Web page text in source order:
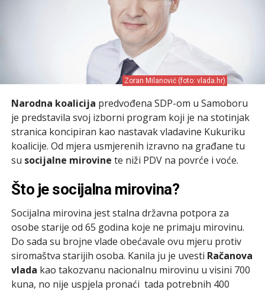
Zoran Milanović (foto: vlada.hr)
Narodna koalicija predvođena SDP-om u Samoboru
je predstavila svoj izborni program koji je na stotinjak
stranica koncipiran kao nastavak vladavine Kukuriku
koalicije. Od mjera usmjerenih izravno na građane tu
su socijalne mirovine te niži PDV na povrće i voće.
Što je socijalna mirovina?
Socijalna mirovina jest stalna državna potpora za
osobe starije od 65 godina koje ne primaju mirovinu.
Do sada su brojne vlade obećavale ovu mjeru protiv
siromaštva starijih osoba. Kanila ju je uvesti Račanova
vlada kao takozvanu nacionalnu mirovinu u visini 700
kuna, no nije uspjela pronaći tada potrebnih 400